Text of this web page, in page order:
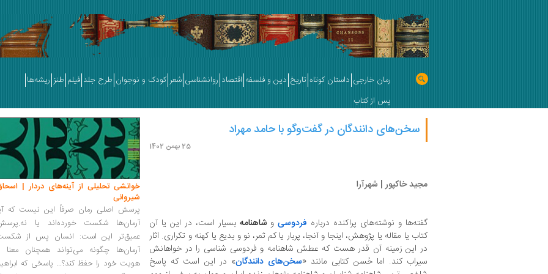
رمان خارجی داستان کوتاه تاریخ دین و فلسفه اقتصاد روانشناسی شعر کودک و نوجوان طرح جلد فیلم طنز ریشه‌ها
پس از کتاب
سخن‌های دانندگان در گفت‌وگو با حامد مهراد
25 بهمن 1402
مجید خاکپور | شهرآرا
گفته‌ها و نوشته‌های پراکنده درباره فردوسی و شاهنامه بسیار است، در این یا آن
کتاب یا مقاله یا پژوهش، اینجا و آنجا، پربار یا کم ثمر، نو و بدیع یا کهنه و تکراری. آثار
در این زمینه آن قدر هست که عطش شاهنامه و فردوسی شناسی را در خواهانش
سیراب کند. اما حُسن کتابی مانند «سخن‌های دانندگان» در این است که پاسخ
خوانشی تحلیلی از آینه‌های دردار |
شیروانی
پرسش اصلی رمان صرفاً این نیست که
آرمان‌ها شکست خورده‌اند یا
عمیق‌تر این است: انسان پس از
آرمان‌ها چگونه می‌تواند همچنان معنا
هویت خود را حفظ کند؟... پاسخی که